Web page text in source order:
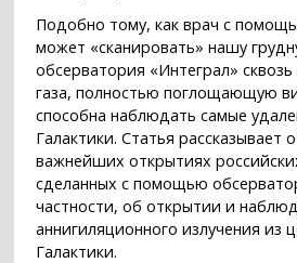
Подобно тому, как врач с
может «сканировать» нашу
обсерватория «Интеграл» сквозь
газа, полностью поглощающую
способна наблюдать самые
Галактики. Статья рассказывает
важнейших открытиях
сделанных с помощью
частности, об открытии и
аннигиляционного излучения из
Галактики.